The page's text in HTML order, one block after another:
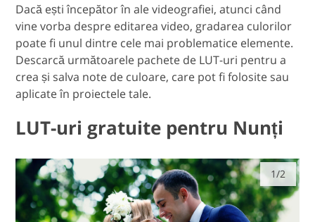
Dacă ești începător în ale videografiei, atunci când
vine vorba despre editarea video, gradarea culorilor
poate fi unul dintre cele mai problematice elemente.
Descarcă următoarele pachete de LUT-uri pentru a
crea și salva note de culoare, care pot fi folosite sau
aplicate în proiectele tale.
LUT-uri gratuite pentru Nunți
1/2